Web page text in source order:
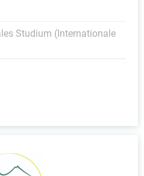
Studium (Internationale